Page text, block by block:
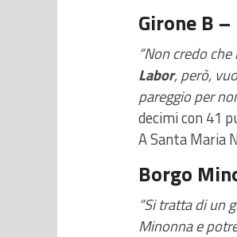
Girone B
“Non credo
Labor, però,
pareggio per
decimi con 41
A Santa Maria
Borgo
“Si tratta di un
Minonna e